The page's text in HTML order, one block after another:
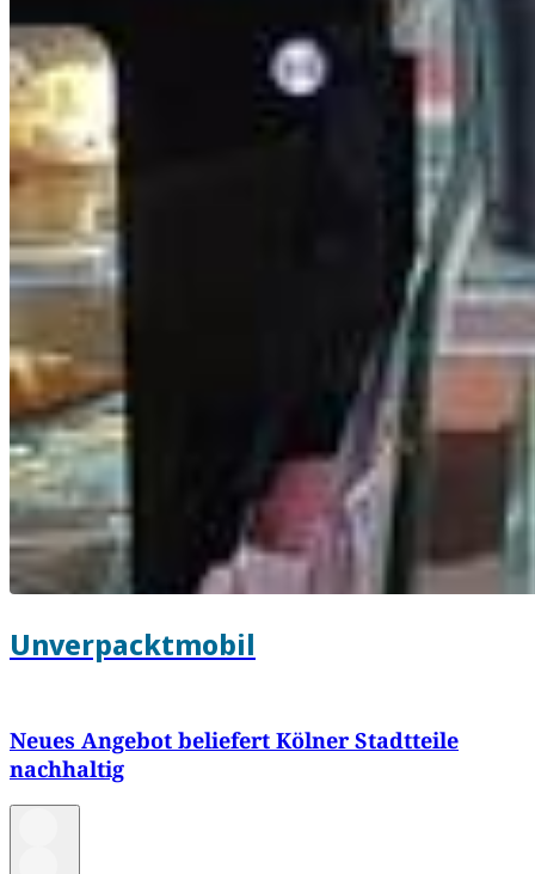
Unverpacktmobil
Neues Angebot beliefert Kölner Stadtteile
nachhaltig